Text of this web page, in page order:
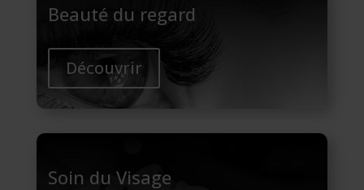
Beauté du regard
Découvrir
Soin du Visage